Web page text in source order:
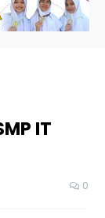
IT
0